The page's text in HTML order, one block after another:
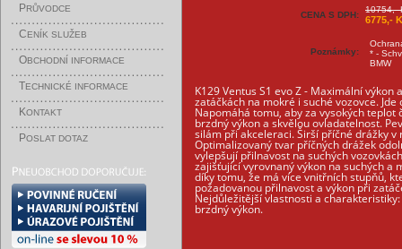
PRŮVODCE
CENÍK SLUŽEB
OBCHODNÍ INFORMACE
TECHNICKÉ INFORMACE
KONTAKT
POSLAT DOTAZ
CENA S DPH:
10754,-
6775,-
Poznámky:
* -
BMW
K129 Ventus S1 evo Z - Maximální
zatáčkách na mokré i suché vozovce.
Napomáhá tomu, aby za vysokých
brzdný výkon a skvělou ovladatelnost.
silám při akceleraci. Širší příčné drážky
Optimalizovaný tvar příčných drážek
vylepšují přilnavost na suchých
zajišťující vyrovnaný výkon na suchých a
díky tomu, že má více vnitřních stupňů,
požadovanou přilnavost a výkon při
Nejdůležitější vlastnosti a
brzdný výkon.